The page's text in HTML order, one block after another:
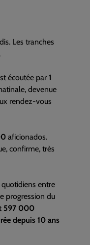
Les tranches
écoutée par 1
devenue
rendez-vous
aficionados.
confirme, très
quotidiens entre
progression du
597 000
depuis 10 ans